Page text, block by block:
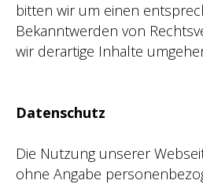
bitten wir um einen
Bekanntwerden von
wir derartige Inhalte
Datenschutz
Die Nutzung unserer
ohne Angabe